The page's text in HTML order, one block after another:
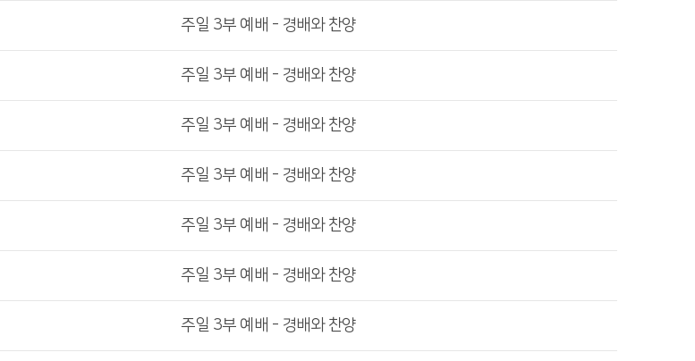
주일 3부 예배 - 경배와 찬양
주일 3부 예배 - 경배와 찬양
주일 3부 예배 - 경배와 찬양
주일 3부 예배 - 경배와 찬양
주일 3부 예배 - 경배와 찬양
주일 3부 예배 - 경배와 찬양
주일 3부 예배 - 경배와 찬양